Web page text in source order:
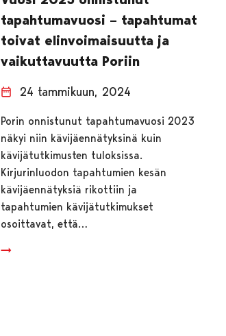
tapahtumavuosi – tapahtumat
toivat elinvoimaisuutta ja
vaikuttavuutta Poriin
24 tammikuun, 2024
Porin onnistunut tapahtumavuosi 2023
näkyi niin kävijäennätyksinä kuin
kävijätutkimusten tuloksissa.
Kirjurinluodon tapahtumien kesän
kävijäennätyksiä rikottiin ja
tapahtumien kävijätutkimukset
osoittavat, että…